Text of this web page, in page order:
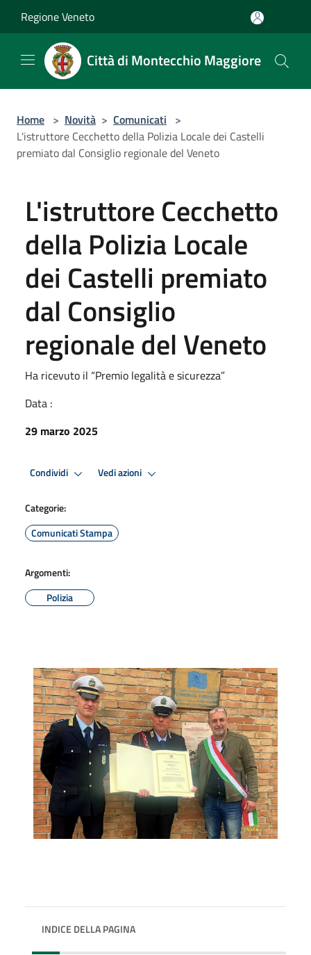
Regione Veneto
Città di Montecchio Maggiore
Home > Novità > Comunicati >
L'istruttore Cecchetto della Polizia Locale dei Castelli
premiato dal Consiglio regionale del Veneto
L'istruttore Cecchetto
della Polizia Locale
dei Castelli premiato
dal Consiglio
regionale del Veneto
Ha ricevuto il “Premio legalità e sicurezza”
Data :
29 marzo 2025
Condividi Vedi azioni
Categorie:
Comunicati Stampa
Argomenti:
Polizia
INDICE DELLA PAGINA